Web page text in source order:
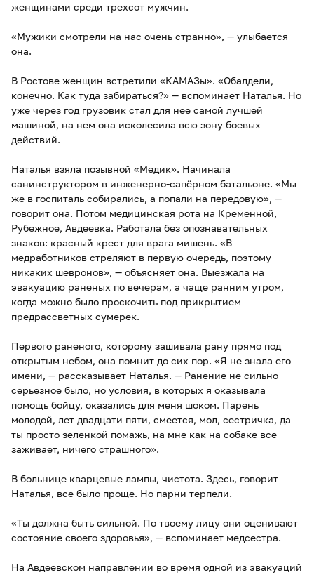
женщинами среди трехсот мужчин.
«Мужики смотрели на нас очень странно», — улыбается
она.
В Ростове женщин встретили «КАМАЗы». «Обалдели,
конечно. Как туда забираться?» — вспоминает Наталья. Но
уже через год грузовик стал для нее самой лучшей
машиной, на нем она исколесила всю зону боевых
действий.
Наталья взяла позывной «Медик». Начинала
санинструктором в инженерно-сапёрном батальоне. «Мы
же в госпиталь собирались, а попали на передовую», —
говорит она. Потом медицинская рота на Кременной,
Рубежное, Авдеевка. Работала без опознавательных
знаков: красный крест для врага мишень. «В
медработников стреляют в первую очередь, поэтому
никаких шевронов», — объясняет она. Выезжала на
эвакуацию раненых по вечерам, а чаще ранним утром,
когда можно было проскочить под прикрытием
предрассветных сумерек.
Первого раненого, которому зашивала рану прямо под
открытым небом, она помнит до сих пор. «Я не знала его
имени, — рассказывает Наталья. — Ранение не сильно
серьезное было, но условия, в которых я оказывала
помощь бойцу, оказались для меня шоком. Парень
молодой, лет двадцати пяти, смеется, мол, сестричка, да
ты просто зеленкой помажь, на мне как на собаке все
заживает, ничего страшного».
В больнице кварцевые лампы, чистота. Здесь, говорит
Наталья, все было проще. Но парни терпели.
«Ты должна быть сильной. По твоему лицу они оценивают
состояние своего здоровья», — вспоминает медсестра.
На Авдеевском направлении во время одной из эвакуаций